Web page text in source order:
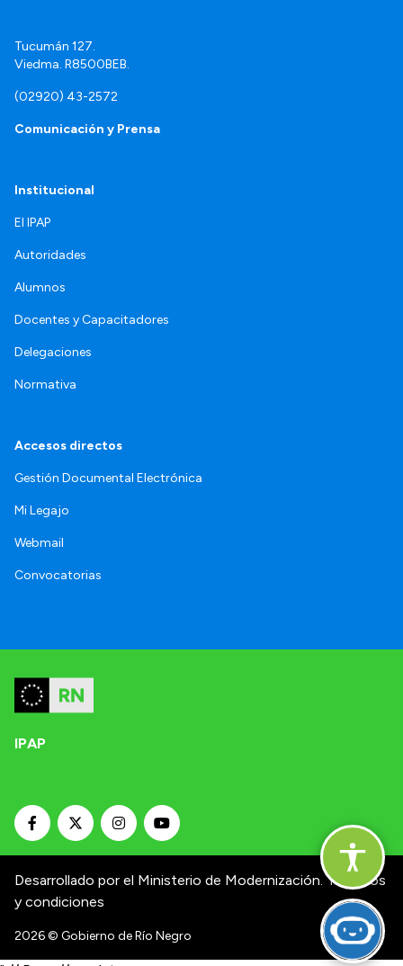
Tucumán 127.
Viedma. R8500BEB.
(02920) 43-2572
Comunicación y Prensa
Institucional
El IPAP
Autoridades
Alumnos
Docentes y Capacitadores
Delegaciones
Normativa
Accesos directos
Gestión Documental Electrónica
Mi Legajo
Webmail
Convocatorias
IPAP
Desarrollado por el Ministerio de Modernización. Términos
y condiciones
2026© Gobierno de Río Negro